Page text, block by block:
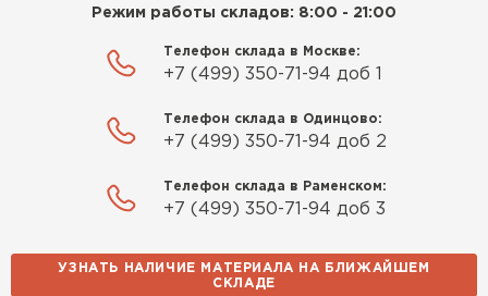
Режим работы складов: 8:00 - 21:00
Телефон склада в Москве:
+7 (499) 350-71-94 доб 1
Телефон склада в Одинцово:
+7 (499) 350-71-94 доб 2
Телефон склада в Раменском:
+7 (499) 350-71-94 доб 3
УЗНАТЬ НАЛИЧИЕ МАТЕРИАЛА НА БЛИЖАЙШЕМ
СКЛАДЕ